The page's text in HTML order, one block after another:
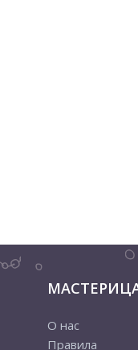
О нас
Правила